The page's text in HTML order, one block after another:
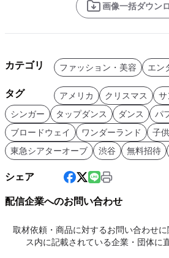
画像一括ダウン
カテゴリ ファッション・美容 エン
タグ アメリカ クリスマス サ
シンガー
タップダンス ダンス パ
ブロードウェイ
ワンダーランド 子
東急シアターオーブ
渋谷 無料招待
シェア
配信企業へのお問い合わせ
取材依頼・商品に対するお問い合わせ
ス内に記載されている企業・団体に